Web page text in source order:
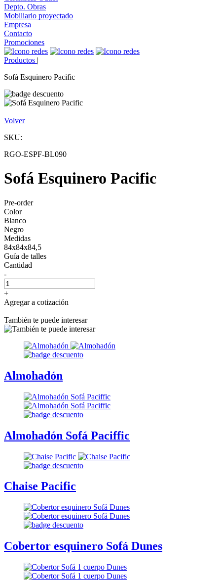
Depto. Obras
Mobiliario proyectado
Empresa
Contacto
Promociones
Productos |
Sofá Esquinero Pacific
Volver
SKU:
RGO-ESPF-BL090
Sofá Esquinero Pacific
Pre-order
Color
Blanco
Negro
Medidas
84x84x84,5
Guía de talles
Cantidad
-
+
Agregar a cotización
También te puede interesar
Almohadón
Almohadón Sofá Paciffic
Chaise Pacific
Cobertor esquinero Sofá Dunes